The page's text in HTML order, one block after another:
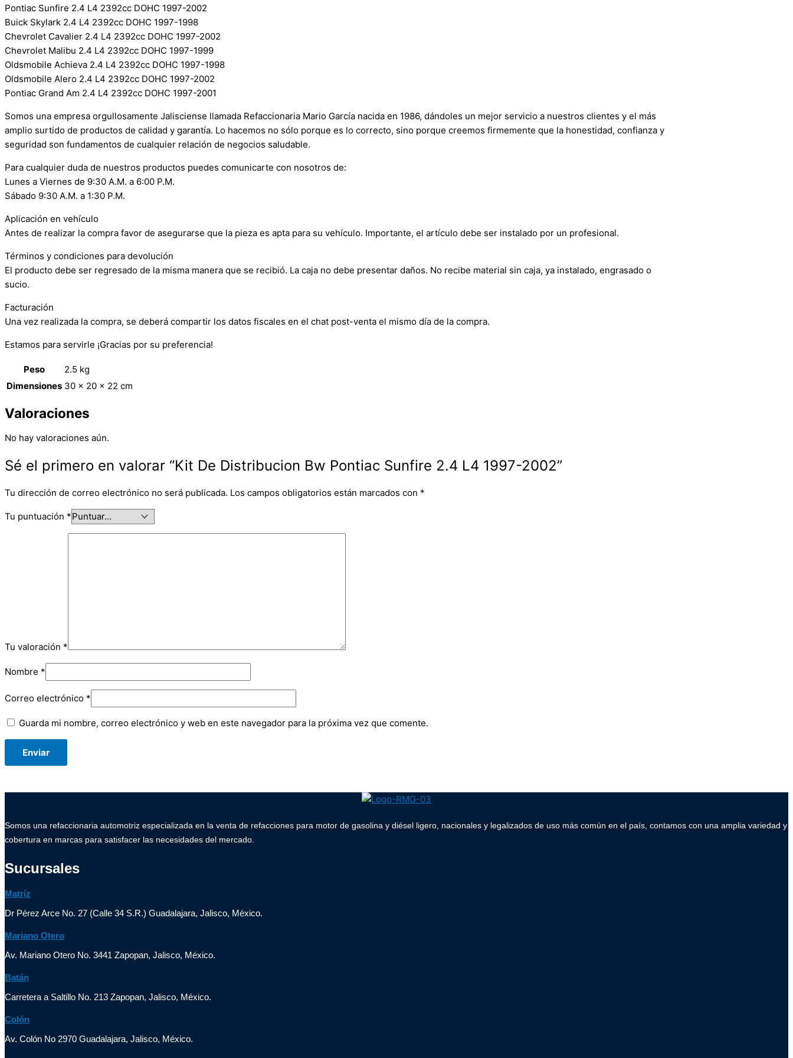
Pontiac Sunfire 2.4 L4 2392cc DOHC 1997-2002
Buick Skylark 2.4 L4 2392cc DOHC 1997-1998
Chevrolet Cavalier 2.4 L4 2392cc DOHC 1997-2002
Chevrolet Malibu 2.4 L4 2392cc DOHC 1997-1999
Oldsmobile Achieva 2.4 L4 2392cc DOHC 1997-1998
Oldsmobile Alero 2.4 L4 2392cc DOHC 1997-2002
Pontiac Grand Am 2.4 L4 2392cc DOHC 1997-2001
Somos una empresa orgullosamente Jalisciense llamada Refaccionaria Mario García nacida en 1986, dándoles un mejor servicio a nuestros clientes y el más
amplio surtido de productos de calidad y garantía. Lo hacemos no sólo porque es lo correcto, sino porque creemos firmemente que la honestidad, confianza y
seguridad son fundamentos de cualquier relación de negocios saludable.
Para cualquier duda de nuestros productos puedes comunicarte con nosotros de:
Lunes a Viernes de 9:30 A.M. a 6:00 P.M.
Sábado 9:30 A.M. a 1:30 P.M.
Aplicación en vehículo
Antes de realizar la compra favor de asegurarse que la pieza es apta para su vehículo. Importante, el artículo debe ser instalado por un profesional.
Términos y condiciones para devolución
El producto debe ser regresado de la misma manera que se recibió. La caja no debe presentar daños. No recibe material sin caja, ya instalado, engrasado o
sucio.
Facturación
Una vez realizada la compra, se deberá compartir los datos fiscales en el chat post-venta el mismo día de la compra.
Estamos para servirle ¡Gracias por su preferencia!
Peso
2.5 kg
Dimensiones 30 × 20 × 22 cm
Valoraciones
No hay valoraciones aún.
Sé el primero en valorar “Kit De Distribucion Bw Pontiac Sunfire 2.4 L4 1997-2002”
Tu dirección de correo electrónico no será publicada. Los campos obligatorios están marcados con *
Tu puntuación *
Tu valoración *
Nombre *
Correo electrónico *
Guarda mi nombre, correo electrónico y web en este navegador para la próxima vez que comente.
Somos una refaccionaria automotriz especializada en la venta de refacciones para motor de gasolina y diésel ligero, nacionales y legalizados de uso más común en el país, contamos con una amplia variedad y
cobertura en marcas para satisfacer las necesidades del mercado.
Sucursales
Matríz
Dr Pérez Arce No. 27 (Calle 34 S.R.) Guadalajara, Jalisco, México.
Mariano Otero
Av. Mariano Otero No. 3441 Zapopan, Jalisco, México.
Batán
Carretera a Saltillo No. 213 Zapopan, Jalisco, México.
Colón
Av. Colón No 2970 Guadalajara, Jalisco, México.